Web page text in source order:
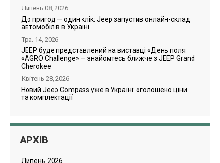
Липень 08, 2026
До пригод — один клік: Jeep запустив онлайн-склад
автомобілів в Україні
Тра. 14, 2026
JEEP буде представлений на виставці «День поля
«AGRO Challenge» — знайомтесь ближче з JEEP Grand
Cherokee
Квітень 28, 2026
Новий Jeep Compass уже в Україні: оголошено ціни
та комплектації
АРХІВ
Липень 2026